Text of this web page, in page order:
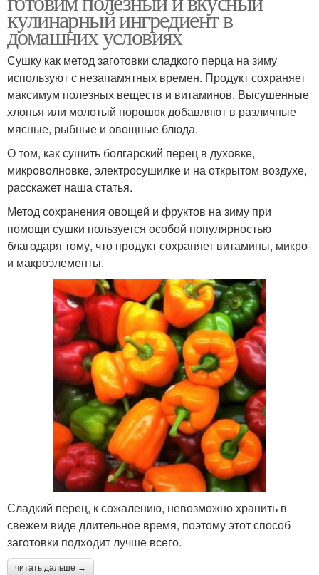
кулинарный ингредиент в
домашних условиях
Сушку как метод заготовки сладкого перца на зиму
используют с незапамятных времен. Продукт сохраняет
максимум полезных веществ и витаминов. Высушенные
хлопья или молотый порошок добавляют в различные
мясные, рыбные и овощные блюда.
О том, как сушить болгарский перец в духовке,
микроволновке, электросушилке и на открытом воздухе,
расскажет наша статья.
Метод сохранения овощей и фруктов на зиму при
помощи сушки пользуется особой популярностью
благодаря тому, что продукт сохраняет витамины, микро-
и макроэлементы.
Сладкий перец, к сожалению, невозможно хранить в
свежем виде длительное время, поэтому этот способ
заготовки подходит лучше всего.
читать дальше →